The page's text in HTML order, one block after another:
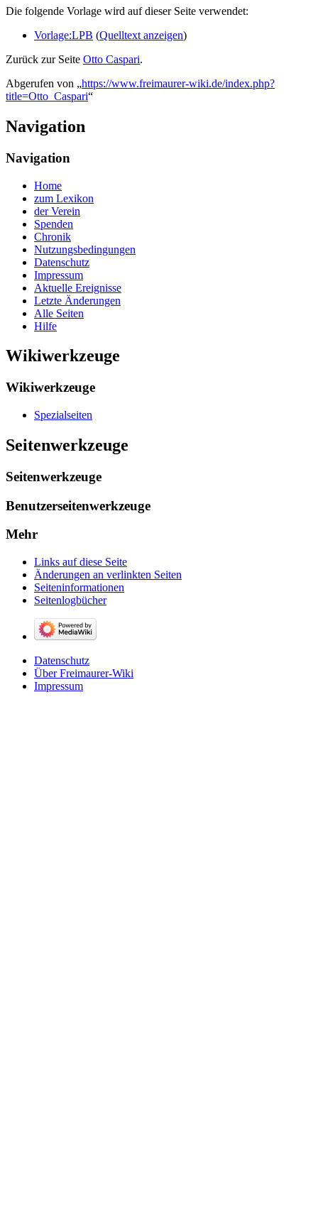
Die folgende Vorlage wird auf dieser Seite verwendet:
Vorlage:LPB (Quelltext anzeigen)
Zurück zur Seite Otto Caspari.
Abgerufen von „https://www.freimaurer-wiki.de/index.php?
title=Otto_Caspari“
Navigation
Navigation
Home
zum Lexikon
der Verein
Spenden
Chronik
Nutzungsbedingungen
Datenschutz
Impressum
Aktuelle Ereignisse
Letzte Änderungen
Alle Seiten
Hilfe
Wikiwerkzeuge
Wikiwerkzeuge
Spezialseiten
Seitenwerkzeuge
Seitenwerkzeuge
Benutzerseitenwerkzeuge
Mehr
Links auf diese Seite
Änderungen an verlinkten Seiten
Seiten­­informationen
Seitenlogbücher
Datenschutz
Über Freimaurer-Wiki
Impressum